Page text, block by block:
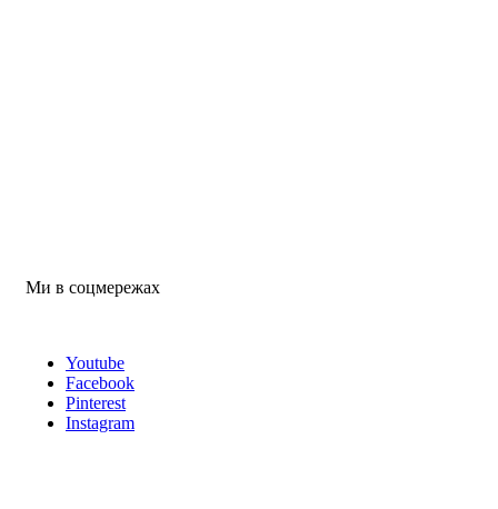
Ми в соцмережах
Youtube
Facebook
Pinterest
Instagram